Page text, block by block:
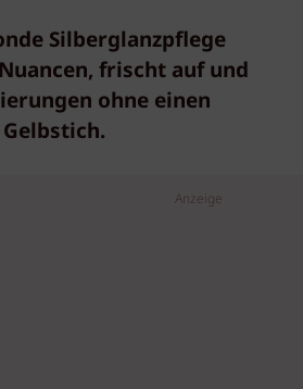
Silberglanzpflege
frischt auf und
ohne einen
Anzeige